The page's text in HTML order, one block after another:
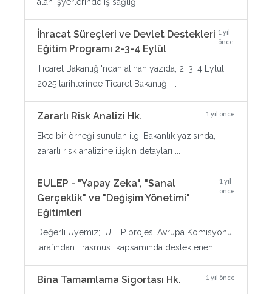
İhracat Süreçleri ve Devlet Destekleri
Eğitim Programı 2-3-4 Eylül
1 yıl
önce
Ticaret Bakanlığı'ndan alınan yazıda, 2, 3, 4 Eylül
2025 tarihlerinde Ticaret Bakanlığı ...
Zararlı Risk Analizi Hk. 1 yıl önce
Ekte bir örneği sunulan ilgi Bakanlık yazısında,
zararlı risk analizine ilişkin detayları ...
EULEP - "Yapay Zeka", "Sanal
Gerçeklik" ve "Değişim Yönetimi"
Eğitimleri
1 yıl
önce
Değerli Üyemiz;EULEP projesi Avrupa Komisyonu
tarafından Erasmus+ kapsamında desteklenen ...
Bina Tamamlama Sigortası Hk. 1 yıl önce